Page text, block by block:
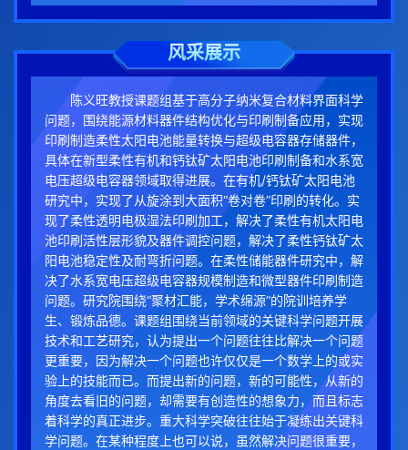
风采展示
陈义旺教授课题组基于高分子纳米复合材料界面科学
问题，围绕能源材料器件结构优化与印刷制备应用，实现
印刷制造柔性太阳电池能量转换与超级电容器存储器件，
具体在新型柔性有机和钙钛矿太阳电池印刷制备和水系宽
电压超级电容器领域取得进展。在有机/钙钛矿太阳电池
研究中，实现了从旋涂到大面积“卷对卷”印刷的转化。实
现了柔性透明电极湿法印刷加工，解决了柔性有机太阳电
池印刷活性层形貌及器件调控问题，解决了柔性钙钛矿太
阳电池稳定性及耐弯折问题。在柔性储能器件研究中，解
决了水系宽电压超级电容器规模制造和微型器件印刷制造
问题。研究院围绕“聚材汇能，学术绵源”的院训培养学
生、锻炼品德。课题组围绕当前领域的关键科学问题开展
技术和工艺研究，认为提出一个问题往往比解决一个问题
更重要，因为解决一个问题也许仅仅是一个数学上的或实
验上的技能而已。而提出新的问题，新的可能性，从新的
角度去看旧的问题，却需要有创造性的想象力，而且标志
着科学的真正进步。重大科学突破往往始于凝练出关键科
学问题。在某种程度上也可以说，虽然解决问题很重要，